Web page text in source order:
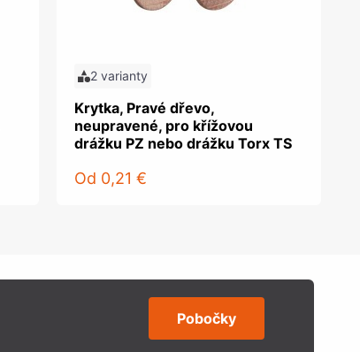
2 varianty
Krytka, Pravé dřevo,
neupravené, pro křížovou
drážku PZ nebo drážku Torx TS
Od 0,21 €
Pobočky